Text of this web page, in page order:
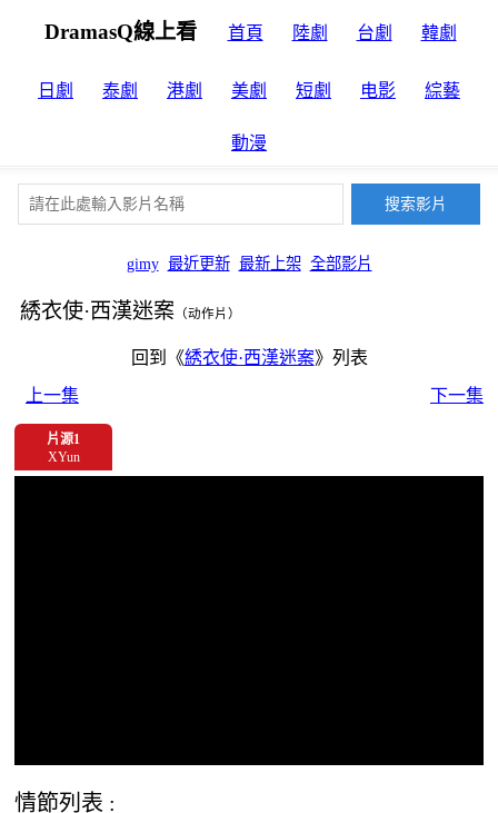
DramasQ線上看 首頁 陸劇 台劇 韓劇
日劇 泰劇 港劇 美劇 短劇 电影 綜藝
動漫
gimy 最近更新 最新上架 全部影片
綉衣使·西漢迷案 （动作片）
回到《綉衣使·西漢迷案》列表
上一集
下一集
片源1
XYun
情節列表 :